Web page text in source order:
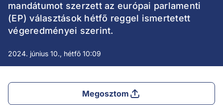
mandátumot szerzett az európai parlamenti
(EP) választások hétfő reggel ismertetett
végeredményei szerint.
2024. június 10., hétfő 10:09
Megosztom